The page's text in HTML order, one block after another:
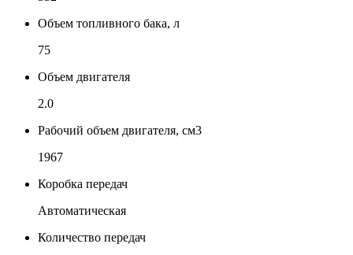
Объем топливного бака, л
75
Объем двигателя
2.0
Рабочий объем двигателя, см3
1967
Коробка передач
Автоматическая
Количество передач